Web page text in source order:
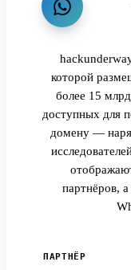
которой
более 15
доступных для
домену —
партнёров,
ПАРТНЁР